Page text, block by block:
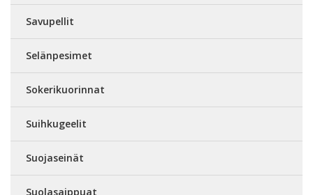
Savupellit
Selänpesimet
Sokerikuorinnat
Suihkugeelit
Suojaseinät
Suolasaippuat